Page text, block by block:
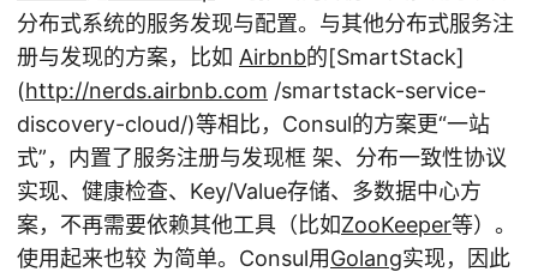
分布式系统的服务发现与配置。与其他分布式服务注
册与发现的方案，比如 Airbnb的[SmartStack]
(http://nerds.airbnb.com /smartstack-service-
discovery-cloud/)等相比，Consul的方案更“一站
式”，内置了服务注册与发现框 架、分布一致性协议
实现、健康检查、Key/Value存储、多数据中心方
案，不再需要依赖其他工具（比如ZooKeeper等）。
使用起来也较 为简单。Consul用Golang实现，因此